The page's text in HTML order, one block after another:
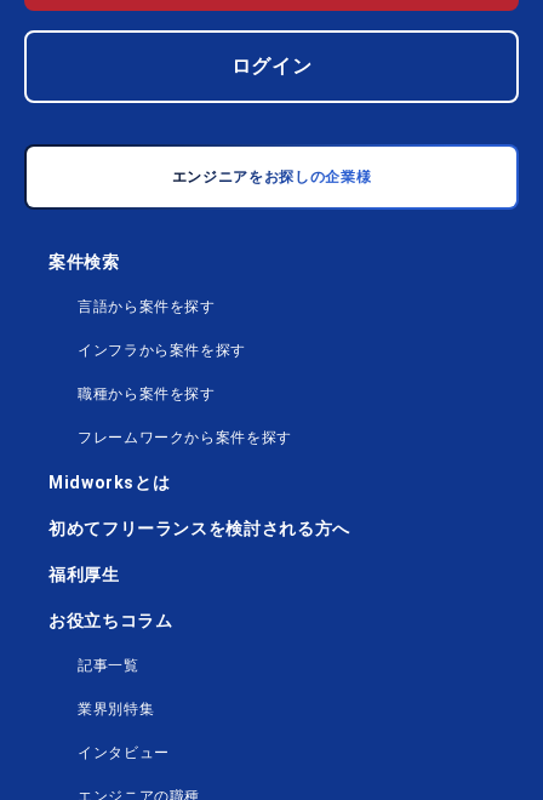
ログイン
エンジニアをお探しの企業様
案件検索
言語から案件を探す
インフラから案件を探す
職種から案件を探す
フレームワークから案件を探す
Midworksとは
初めてフリーランスを検討される方へ
福利厚生
お役立ちコラム
記事一覧
業界別特集
インタビュー